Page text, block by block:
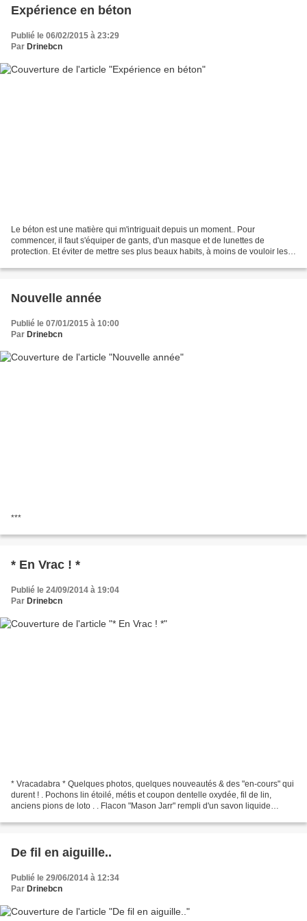
Expérience en béton
Publié le 06/02/2015 à 23:29
Par Drinebcn
Le béton est une matière qui m'intriguait depuis un moment.. Pour
commencer, il faut s'équiper de gants, d'un masque et de lunettes de
protection. Et éviter de mettre ses plus beaux habits, à moins de vouloir les
Nouvelle année
Publié le 07/01/2015 à 10:00
Par Drinebcn
***
* En Vrac ! *
Publié le 24/09/2014 à 19:04
Par Drinebcn
* Vracadabra * Quelques photos, quelques nouveautés & des "en-cours" qui
durent ! . Pochons lin étoilé, métis et coupon dentelle oxydée, fil de lin,
anciens pions de loto . . Flacon "Mason Jarr" rempli d'un savon liquide
De fil en aiguille..
Publié le 29/06/2014 à 12:34
Par Drinebcn